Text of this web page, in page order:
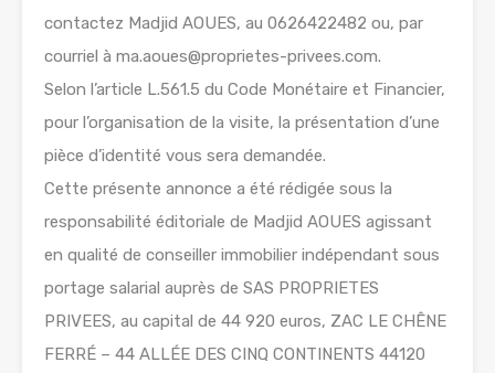
contactez Madjid AOUES, au 0626422482 ou, par
courriel à ma.aoues@proprietes-privees.com.
Selon l’article L.561.5 du Code Monétaire et Financier,
pour l’organisation de la visite, la présentation d’une
pièce d’identité vous sera demandée.
Cette présente annonce a été rédigée sous la
responsabilité éditoriale de Madjid AOUES agissant
en qualité de conseiller immobilier indépendant sous
portage salarial auprès de SAS PROPRIETES
PRIVEES, au capital de 44 920 euros, ZAC LE CHÊNE
FERRÉ – 44 ALLÉE DES CINQ CONTINENTS 44120